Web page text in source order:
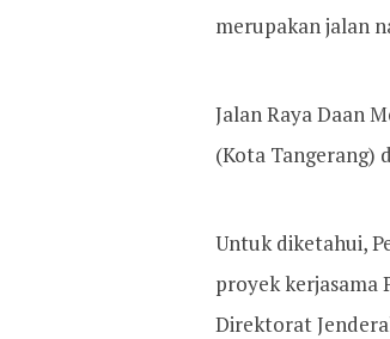
merupakan jalan
Jalan Raya Daan
(Kota Tangerang)
Untuk diketahui,
proyek kerjasama
Direktorat